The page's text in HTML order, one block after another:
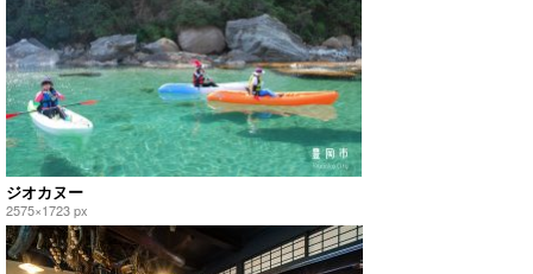
ジオカヌー
2575×1723 px